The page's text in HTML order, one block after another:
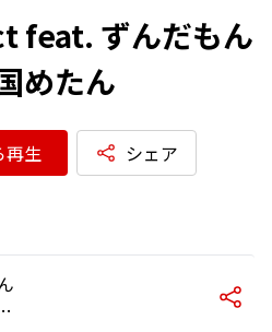
feat. ずんだもん
めたん
再生 シェア
もん&四国めたん